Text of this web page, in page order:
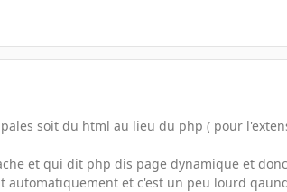
soit du html au lieu du php ( pour
et qui dit php dis page dynamique et
et c'est un peu lourd